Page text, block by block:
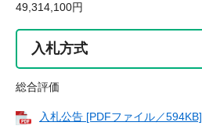
49,314,100円
入札方式
総合評価
入札公告 [PDFファイル／594KB]